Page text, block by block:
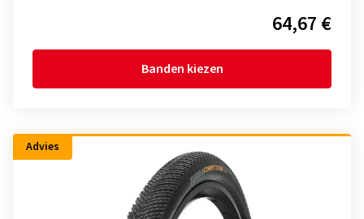
64,67 €
Banden kiezen
Advies